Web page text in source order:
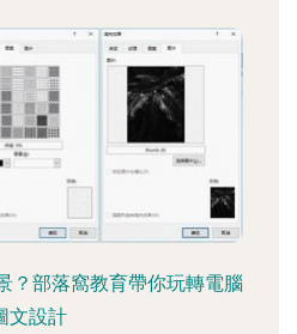
？部落窩教育帶你玩轉電腦
文設計